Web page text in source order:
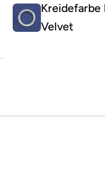
Kreidefarbe
Velvet